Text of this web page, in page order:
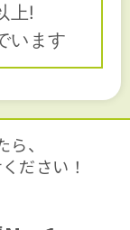
上!
います
、
ださい！